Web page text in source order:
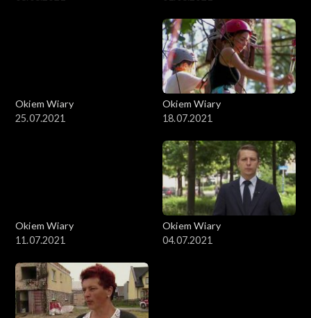
Okiem Wiary
25.07.2021
Okiem Wiary
18.07.2021
Okiem Wiary
11.07.2021
Okiem Wiary
04.07.2021